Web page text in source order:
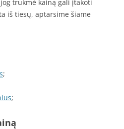
trukmė kainą gali įtakoti
iš tiesų, aptarsime šiame
;
;